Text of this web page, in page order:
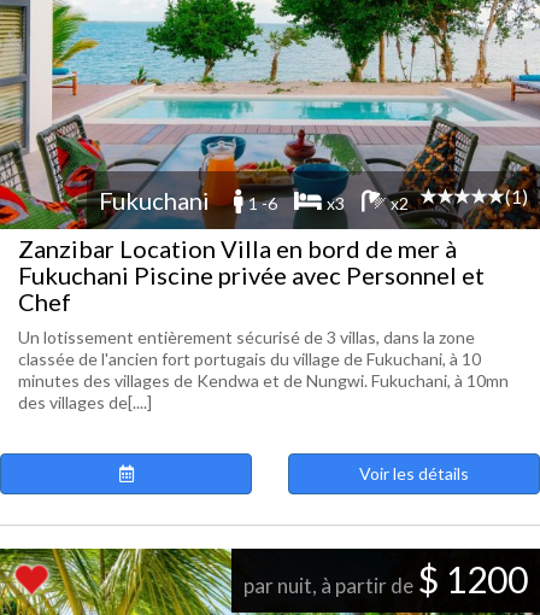
Fukuchani 1 -6 x3 x2 (1)
Zanzibar Location Villa en bord de mer à
Fukuchani Piscine privée avec Personnel et
Chef
Un lotissement entièrement sécurisé de 3 villas, dans la zone
classée de l'ancien fort portugais du village de Fukuchani, à 10
minutes des villages de Kendwa et de Nungwi. Fukuchani, à 10mn
des villages de[....]
Voir les détails
par nuit, à partir de $ 1200